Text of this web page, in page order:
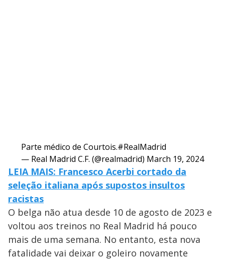
Parte médico de Courtois.#RealMadrid
— Real Madrid C.F. (@realmadrid) March 19, 2024
LEIA MAIS: Francesco Acerbi cortado da
seleção italiana após supostos insultos
racistas
O belga não atua desde 10 de agosto de 2023 e
voltou aos treinos no Real Madrid há pouco
mais de uma semana. No entanto, esta nova
fatalidade vai deixar o goleiro novamente